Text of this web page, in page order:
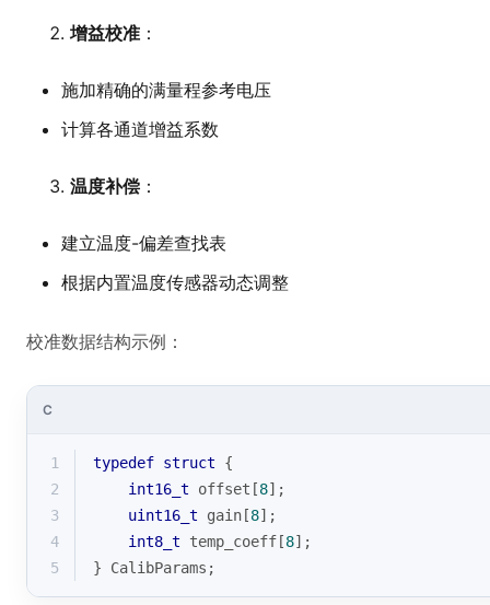
增益校准 ：
施加精确的满量程参考电压
计算各通道增益系数
温度补偿 ：
建立温度-偏差查找表
根据内置温度传感器动态调整
校准数据结构示例：
C
1 typedef struct {
2
int16_t offset[8];
3
uint16_t gain[8];
4
int8_t temp_coeff[8];
5
} CalibParams;